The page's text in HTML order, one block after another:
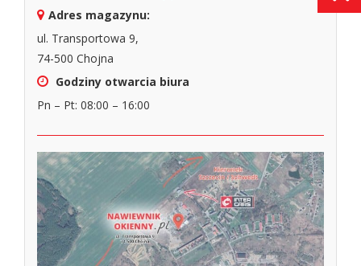
Adres magazynu:
ul. Transportowa 9,
74-500 Chojna
Godziny otwarcia biura
Pn – Pt: 08:00 – 16:00